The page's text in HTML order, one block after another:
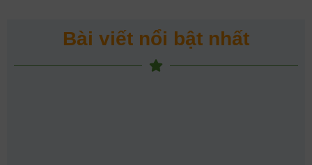
Bài viết nổi bật nhất